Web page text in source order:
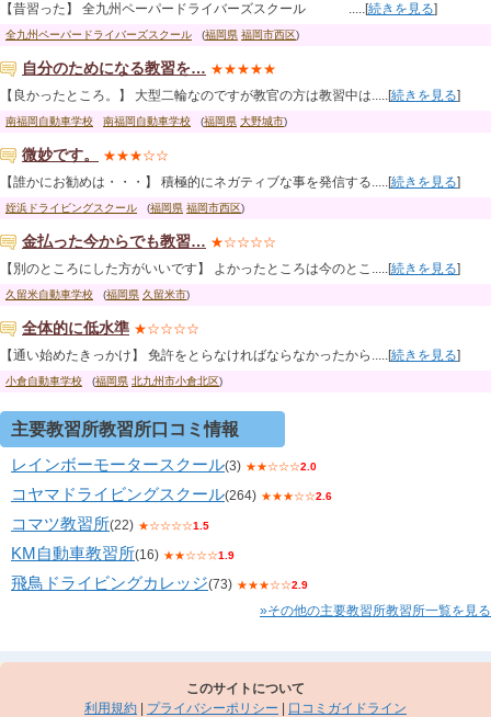
【昔習った】 全九州ペーパードライバーズスクール .....[続きを見る]
全九州ペーパードライバーズスクール (福岡県 福岡市西区)
自分のためになる教習を… ★★★★★
【良かったところ。】 大型二輪なのですが教官の方は教習中は.....[続きを見る]
南福岡自動車学校 南福岡自動車学校 (福岡県 大野城市)
微妙です。 ★★★☆☆
【誰かにお勧めは・・・】 積極的にネガティブな事を発信する.....[続きを見る]
姪浜ドライビングスクール (福岡県 福岡市西区)
金払った今からでも教習… ★☆☆☆☆
【別のところにした方がいいです】 よかったところは今のとこ.....[続きを見る]
久留米自動車学校 (福岡県 久留米市)
全体的に低水準 ★☆☆☆☆
【通い始めたきっかけ】 免許をとらなければならなかったから.....[続きを見る]
小倉自動車学校 (福岡県 北九州市小倉北区)
主要教習所教習所口コミ情報
レインボーモータースクール(3) ★★☆☆☆2.0
コヤマドライビングスクール(264) ★★★☆☆2.6
コマツ教習所(22) ★☆☆☆☆1.5
KM自動車教習所(16) ★★☆☆☆1.9
飛鳥ドライビングカレッジ(73) ★★★☆☆2.9
»その他の主要教習所教習所一覧を見る
このサイトについて
利用規約
プライバシーポリシー 口コミガイドライン